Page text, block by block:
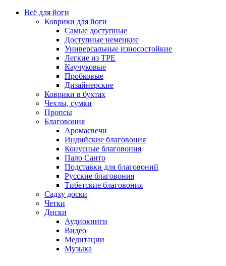
Всё для йоги
Коврики для йоги
Самые доступные
Доступные немецкие
Универсальные износостойкие
Легкие из TPE
Каучуковые
Пробковые
Дизайнерские
Коврики в бухтах
Чехлы, сумки
Пропсы
Благовония
Аромасвечи
Индийские благовония
Конусные благовония
Пало Санто
Подставки для благовоний
Русские благовония
Тибетские благовония
Садху доски
Четки
Диски
Аудиокниги
Видео
Медитации
Музыка